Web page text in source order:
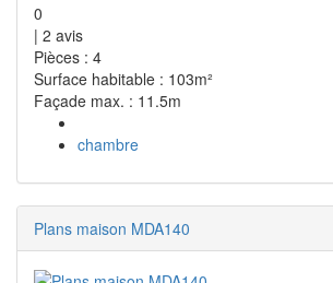
0
| 2 avis
Pièces : 4
Surface habitable : 103m²
Façade max. : 11.5m
chambre
Plans maison MDA140